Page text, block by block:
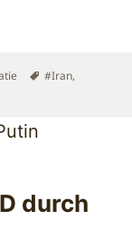
Schlagwörter
#Iran,
durch